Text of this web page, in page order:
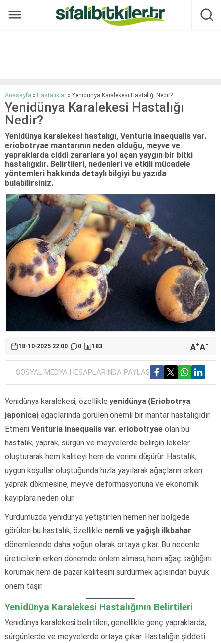
Anasayfa » Hastalıklar » Yenidünya Karalekesi Hastalığı Nedir?
Yenidünya Karalekesi Hastalığı
Nedir?
Yenidünya karalekesi hastalığı, Venturia inaequalis var.
eriobotryae mantarının neden olduğu, meyve ve
yapraklarda ciddi zararlara yol açan yaygın bir bitki
hastalığıdır. Belirtileri, nedenleri ve etkili mücadele
yöntemleri hakkında detaylı bilgiyi bu yazıda
bulabilirsiniz.
18-10-2025 22:00 0 183 A+A-
SOSYAL MEDYA HESAPLARINDA PAYLAŞ
Yenidünya karalekesi, özellikle yenidünya (Eriobotrya
japonica) ağaçlarında görülen önemli bir mantar hastalığıdır.
Etmeni Venturia inaequalis var. eriobotryae olan bu
hastalık, yaprak, sürgün ve meyvelerde belirgin lekeler
oluşturarak hem kaliteyi hem de verimi düşürür. Hastalık,
uygun koşullar oluştuğunda hızla yayılarak ağaçların erken
yaprak dökmesine, meyve deformasyonuna ve ekonomik
kayıplara neden olur.
Yurdumuzda yenidünya yetiştirilen hemen her bölgede
görülen bu hastalık, özellikle nemli ve yağışlı ilkbahar
dönemlerinde daha yoğun olarak ortaya çıkar. Bu nedenle
üreticilerin erken dönemde önlem alması, hem ağaç sağlığını
korumak hem de pazar kalitesini sürdürmek açısından büyük
önem taşır.
Yenidünya Karalekesi Hastalığının Belirtileri
Yenidünya karalekesi belirtileri, genellikle genç yapraklarda,
sürgünlerde ve meyvelerde ortaya çıkar. Hastalığın şiddeti